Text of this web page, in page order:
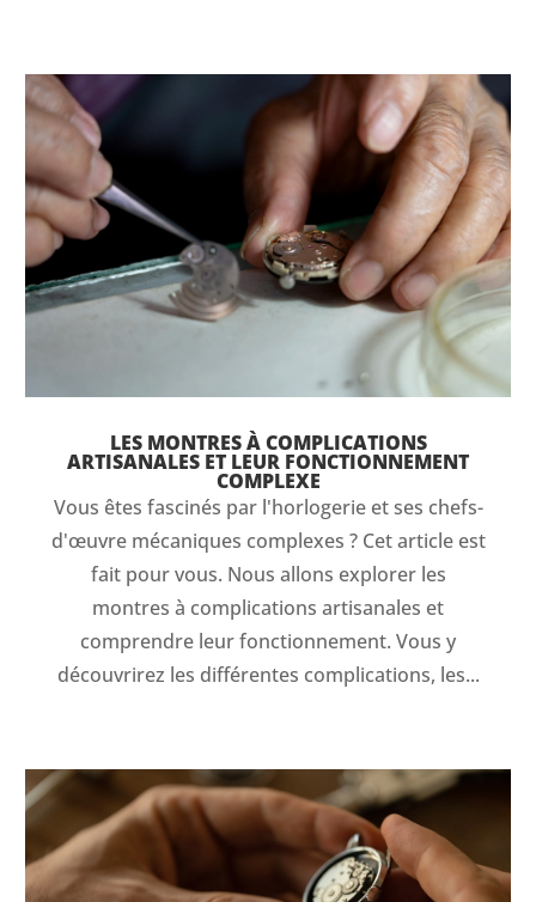
LES MONTRES À COMPLICATIONS
ARTISANALES ET LEUR FONCTIONNEMENT
COMPLEXE
Vous êtes fascinés par l'horlogerie et ses chefs-
d'œuvre mécaniques complexes ? Cet article est
fait pour vous. Nous allons explorer les
montres à complications artisanales et
comprendre leur fonctionnement. Vous y
découvrirez les différentes complications, les...